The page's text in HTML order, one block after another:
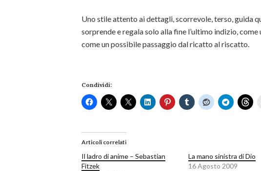
Uno stile attento ai dettagli, scorrevole, terso, guida
sorprende e regala solo alla fine l’ultimo indizio,
come un possibile passaggio dal ricatto al riscatto.
Condividi:
Articoli correlati
Il ladro di anime – Sebastian
Fitzek
La mano sinistra di Dio
16 Agosto 2009